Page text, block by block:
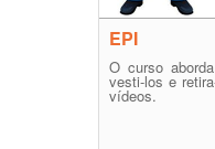
EPI
O curso
vesti-los e
vídeos.